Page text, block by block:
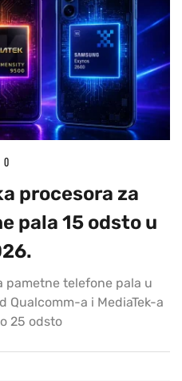
0
procesora za
pala 15 odsto u
pametne telefone pala u
Qualcomm-a i MediaTek-a
25 odsto